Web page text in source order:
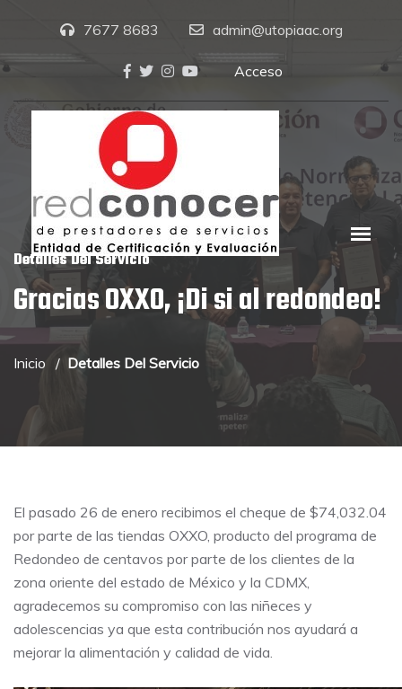
7677 8683 admin@utopiaac.org
Acceso
Detalles Del Servicio
Gracias OXXO, ¡Di si al redondeo!
Inicio Detalles Del Servicio
El pasado 26 de enero recibimos el cheque de $74,032.04
por parte de las tiendas OXXO, producto del programa de
Redondeo de centavos por parte de los clientes de la
zona oriente del estado de México y la CDMX,
agradecemos su compromiso con las niñeces y
adolescencias ya que esta contribución nos ayudará a
mejorar la alimentación y calidad de vida.